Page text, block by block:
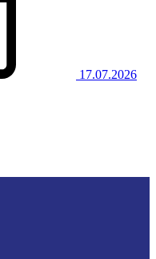
17.07.2026